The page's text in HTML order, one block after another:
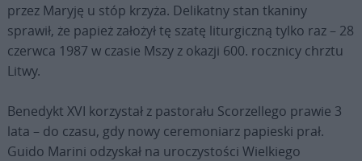
przez Maryję u stóp krzyża. Delikatny stan tkaniny
sprawił, że papież założył tę szatę liturgiczną tylko raz – 28
czerwca 1987 w czasie Mszy z okazji 600. rocznicy chrztu
Litwy.
Benedykt XVI korzystał z pastorału Scorzellego prawie 3
lata – do czasu, gdy nowy ceremoniarz papieski prał.
Guido Marini odzyskał na uroczystości Wielkiego